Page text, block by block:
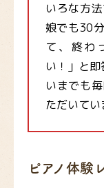
いろな方
娘でも30
て、終わ
い！」と即
いまでも
ただいてい
ピアノ体験